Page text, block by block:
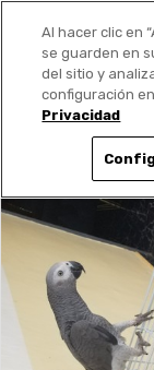
Al hacer clic en
se guarden en
del sitio y
configuración
Privacidad